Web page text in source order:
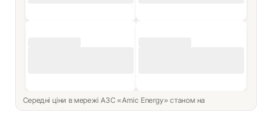
Середні ціни в мережі АЗС «Amic Energy» станом на